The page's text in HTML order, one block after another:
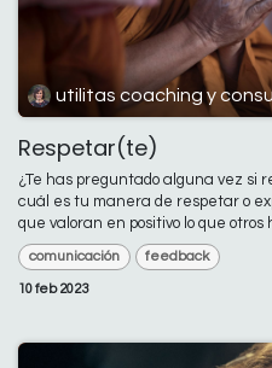
utilitas coaching y
Respetar(te)
¿Te has preguntado alguna vez si
cuál es tu manera de respetar o
que valoran en positivo lo que otros
comunicación feedback
10 feb 2023